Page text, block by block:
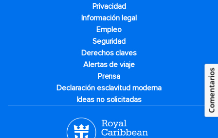
Privacidad
Información legal
Empleo
Seguridad
Derechos claves
Alertas de viaje
Prensa
Declaración esclavitud moderna
Ideas no solicitadas
Comentarios